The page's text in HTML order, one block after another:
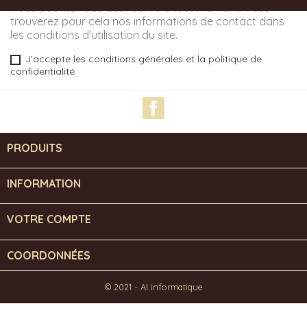
Vous pouvez vous désinscrire à tout moment. Vous
trouverez pour cela nos informations de contact dans
les conditions d'utilisation du site.
J'accepte les conditions générales et la politique de
confidentialité
PRODUITS
INFORMATION
VOTRE COMPTE
COORDONNÉES
© 2021 - AI informatique